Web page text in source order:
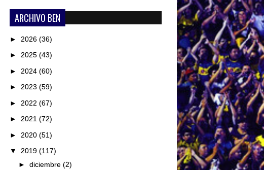
ARCHIVO BEN
► 2026 (36)
► 2025 (43)
► 2024 (60)
► 2023 (59)
► 2022 (67)
► 2021 (72)
► 2020 (51)
▼ 2019 (117)
► diciembre (2)